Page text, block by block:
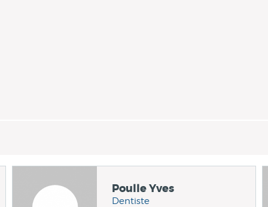
Poulle Yves
Dentiste